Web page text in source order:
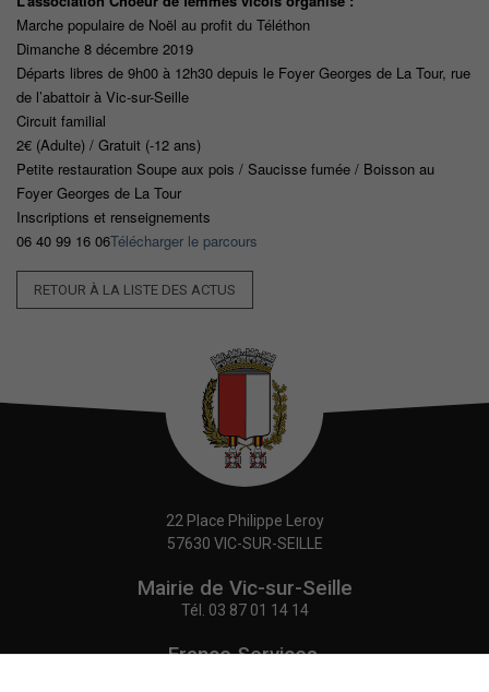
Marche populaire de Noël au profit du Téléthon
Dimanche 8 décembre 2019
Départs libres de 9h00 à 12h30 depuis le Foyer Georges de La Tour, rue
de l’abattoir à Vic-sur-Seille
Circuit familial
2€ (Adulte) / Gratuit (-12 ans)
Petite restauration Soupe aux pois / Saucisse fumée / Boisson au
Foyer Georges de La Tour
Inscriptions et renseignements
06 40 99 16 06Télécharger le parcours
RETOUR À LA LISTE DES ACTUS
22 Place Philippe Leroy
57630 VIC-SUR-SEILLE
Mairie de Vic-sur-Seille
Tél. 03 87 01 14 14
France Services,